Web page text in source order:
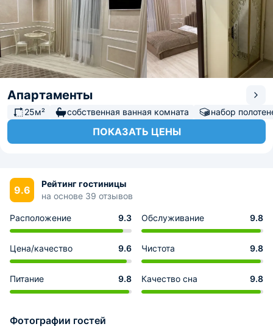
Апартаменты
25м² собственная ванная комната набор
ПОКАЗАТЬ ЦЕНЫ
9.6
Рейтинг гостиницы
на основе 39 отзывов
Расположение 9.3 Обслуживание 9.8
Цена/качество 9.6 Чистота 9.8
Питание 9.8 Качество сна 9.8
Фотографии гостей